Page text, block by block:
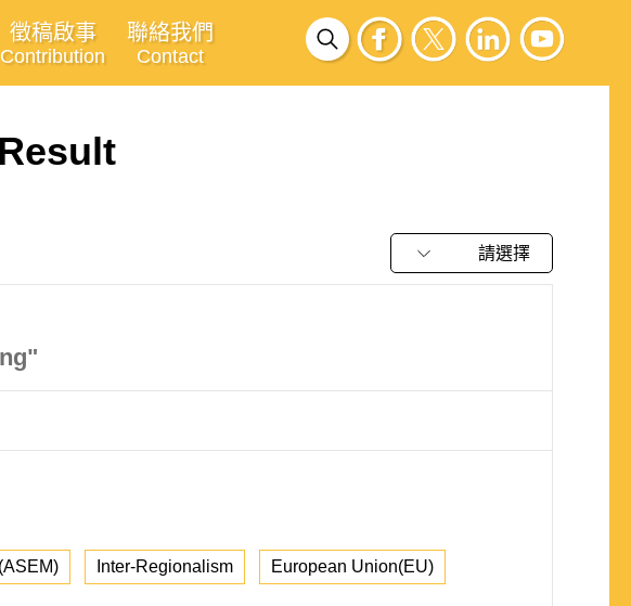
徵稿啟事
Contribution
聯絡我們
Contact
請選擇
Inter-Regionalism European Union(EU)